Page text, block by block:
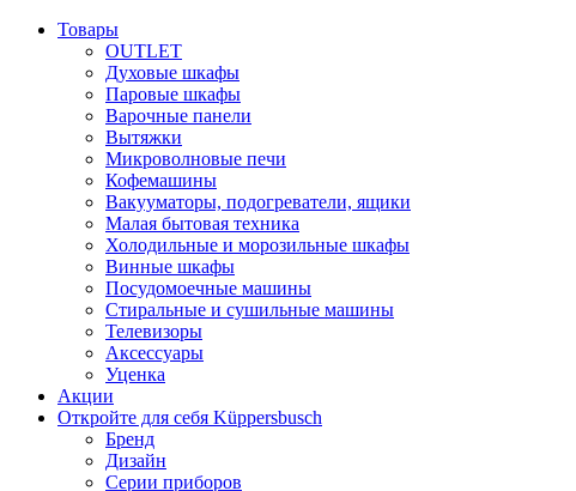
Товары
OUTLET
Духовые шкафы
Паровые шкафы
Варочные панели
Вытяжки
Микроволновые печи
Кофемашины
Вакууматоры, подогреватели, ящики
Малая бытовая техника
Холодильные и морозильные шкафы
Винные шкафы
Посудомоечные машины
Стиральные и сушильные машины
Телевизоры
Аксессуары
Уценка
Акции
Откройте для себя Küppersbusch
Бренд
Дизайн
Серии приборов